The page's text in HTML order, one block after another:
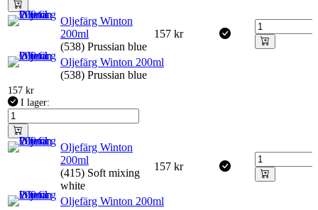
Oljefärg Winton
200ml
(538) Prussian blue
157 kr
Oljefärg Winton 200ml
(538) Prussian blue
157 kr
I lager:
Oljefärg Winton
200ml
(415) Soft mixing
white
157 kr
Oljefärg Winton 200ml